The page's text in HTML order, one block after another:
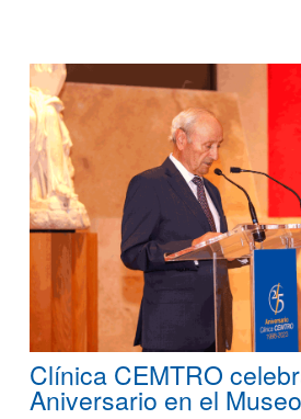
Clínica CEMTRO
Aniversario en el